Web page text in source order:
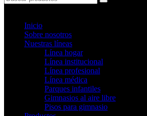
Inicio
Sobre nosotros
Nuestras líneas
Línea hogar
Línea institucional
Línea profesional
Línea médica
Parques infantiles
Gimnasios al aire libre
Pisos para gimnasio